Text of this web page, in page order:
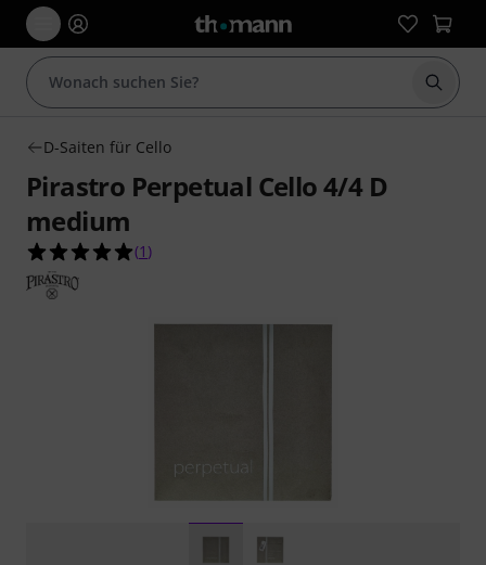
Suche
D-Saiten für Cello
Pirastro Perpetual Cello 4/4 D
medium
5.0 von 5 Sternen aus 1 Kundenbewertungen
(1 )